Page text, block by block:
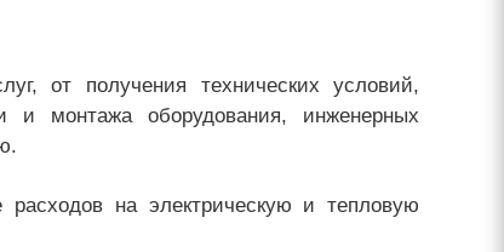
от получения технических условий,
и монтажа оборудования, инженерных
на электрическую и тепловую